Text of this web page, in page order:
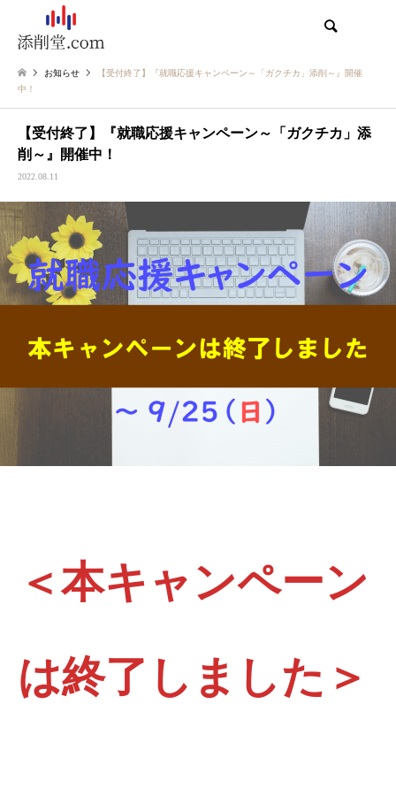
お知らせ
【受付終了】『就職応援キャンペーン～「ガクチカ」添削～』開催
中！
【受付終了】『就職応援キャンペーン～「ガクチカ」添
削～』開催中！
2022.08.11
＜本キャンペーン
は終了しました＞